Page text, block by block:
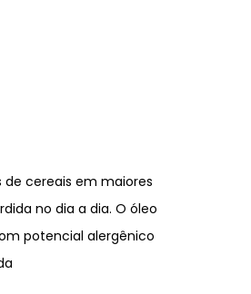
de cereais em maiores
no dia a dia. O óleo
potencial alergênico